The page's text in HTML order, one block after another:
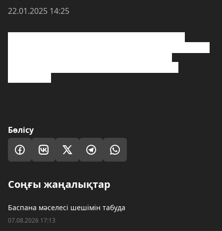
22.01.2025 14:25
Бөлісу
Соңғы жаңалықтар
Баспана мәселесі шешімін табуда
07.08.2026 17:13